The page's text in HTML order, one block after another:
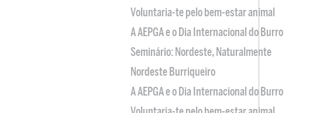
Voluntaria-te pelo bem-estar animal
A AEPGA e o Dia Internacional do Burro
Seminário: Nordeste, Naturalmente
Nordeste Burriqueiro
A AEPGA e o Dia Internacional do Burro